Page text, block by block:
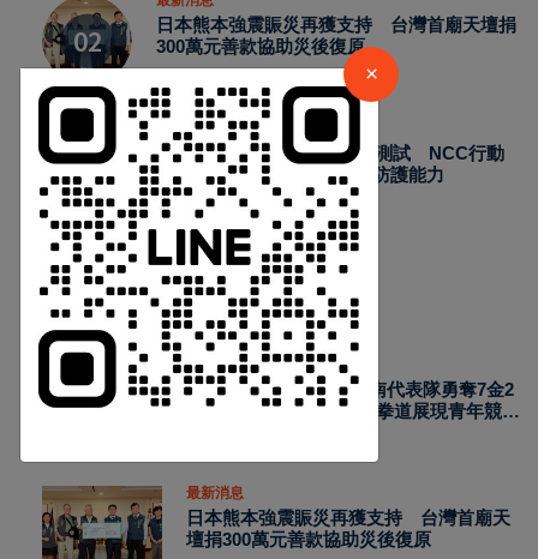
日本熊本強震賑災再獲支持 台灣首廟天壇捐
300萬元善款協助災後復原
最新消息
2026城鎮韌性演習加入通訊測試 NCC行動
網路降速演練驗證國家通訊防護能力
39 Aug 07, 2026
熱門新聞
最新消息
2026國際少年運動會台南代表隊勇奪7金2
銀4銅 游泳射箭籃球跆拳道展現青年競技
最新消息
日本熊本強震賑災再獲支持 台灣首廟天
壇捐300萬元善款協助災後復原
×